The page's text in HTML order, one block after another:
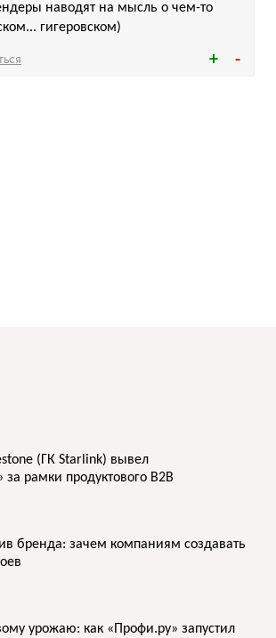
наводят на мысль о чем-то
гигеровском)
(ГК Starlink) вывел
за рамки продуктового B2B
бренда: зачем компаниям создавать
урожаю: как «Профи.ру» запустил